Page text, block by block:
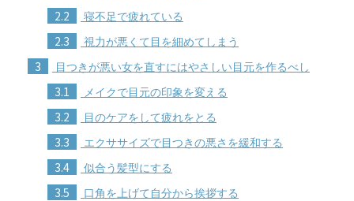
2.2 寝不足で疲れている
2.3 視力が悪くて目を細めてしまう
3 目つきが悪い女を直すにはやさしい目元を作るべし
3.1 メイクで目元の印象を変える
3.2 目のケアをして疲れをとる
3.3 エクササイズで目つきの悪さを緩和する
3.4 似合う髪型にする
3.5 口角を上げて自分から挨拶する